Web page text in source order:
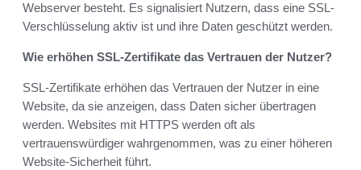
Webserver besteht. Es signalisiert Nutzern, dass eine SSL-
Verschlüsselung aktiv ist und ihre Daten geschützt werden.
Wie erhöhen SSL-Zertifikate das Vertrauen der Nutzer?
SSL-Zertifikate erhöhen das Vertrauen der Nutzer in eine
Website, da sie anzeigen, dass Daten sicher übertragen
werden. Websites mit HTTPS werden oft als
vertrauenswürdiger wahrgenommen, was zu einer höheren
Website-Sicherheit führt.